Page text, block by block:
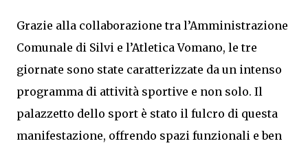
Grazie alla collaborazione tra l’Amministrazione
Comunale di Silvi e l’Atletica Vomano, le tre
giornate sono state caratterizzate da un intenso
programma di attività sportive e non solo. Il
palazzetto dello sport è stato il fulcro di questa
manifestazione, offrendo spazi funzionali e ben